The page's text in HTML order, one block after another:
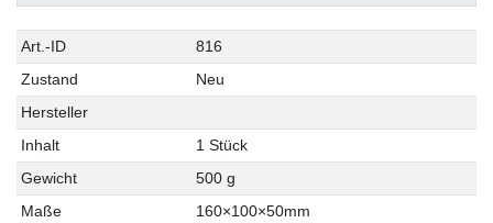
Technisches
Merkmal
Wert
Art.-ID
816
Zustand
Neu
Hersteller
Inhalt
1 Stück
Gewicht
500 g
Maße
160×100×50mm